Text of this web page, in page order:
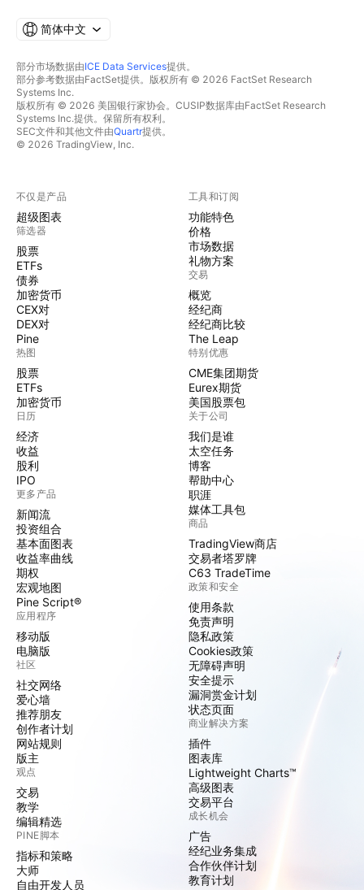
简体中文
部分市场数据由ICE Data Services提供。
部分参考数据由FactSet提供。版权所有 © 2026 FactSet Research
Systems Inc.
版权所有 © 2026 美国银行家协会。CUSIP数据库由FactSet Research
Systems Inc.提供。保留所有权利。
SEC文件和其他文件由Quartr提供。
© 2026 TradingView, Inc.
不仅是产品
超级图表
筛选器
股票
ETFs
债券
加密货币
CEX对
DEX对
Pine
热图
股票
ETFs
加密货币
日历
经济
收益
股利
IPO
更多产品
新闻流
投资组合
基本面图表
收益率曲线
期权
宏观地图
Pine Script®
应用程序
移动版
电脑版
社区
社交网络
爱心墙
推荐朋友
创作者计划
网站规则
版主
观点
交易
教学
编辑精选
PINE脚本
指标和策略
大师
自由开发人员
工具和订阅
功能特色
价格
市场数据
礼物方案
交易
概览
经纪商
经纪商比较
The Leap
特别优惠
CME集团期货
Eurex期货
美国股票包
关于公司
我们是谁
太空任务
博客
帮助中心
职涯
媒体工具包
商品
TradingView商店
交易者塔罗牌
C63 TradeTime
政策和安全
使用条款
免责声明
隐私政策
Cookies政策
无障碍声明
安全提示
漏洞赏金计划
状态页面
商业解决方案
插件
图表库
Lightweight Charts™
高级图表
交易平台
成长机会
广告
经纪业务集成
合作伙伴计划
教育计划